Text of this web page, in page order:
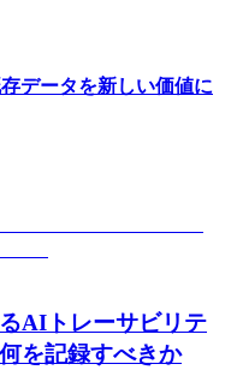
データを新しい価値に
AIトレーサビリテ
を記録すべきか